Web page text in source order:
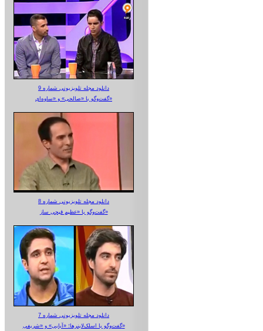
دانلود مجله تلویزیونی شماره 9
گفت‌وگو با «صالحی» و «ساوه‌ای»
دانلود مجله تلویزیونی شماره 8
گفت‌وگو با «عظیم قیچی ساز»
دانلود مجله تلویزیونی شماره 7
گفت‌وگو با اسلک‌لاینرها؛ «آبایی» و «شریفی»